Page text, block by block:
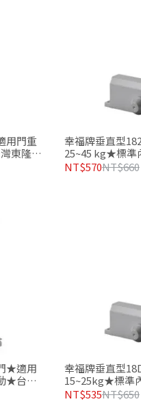
用門重
東隆五
幸福牌垂直型
25~45 kg★標準
金製造品質有保證
NT$570NT$660
★適用
★台灣
幸福牌垂直型
15~25kg★標準
金製造品質有保證
NT$535NT$650